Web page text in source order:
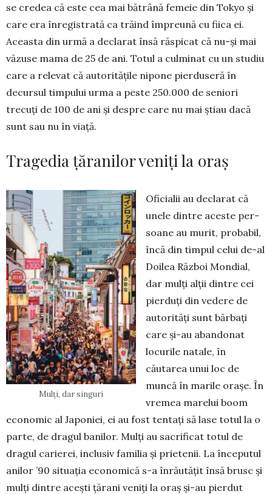
se credea că este cea mai bătrână femeie din Tokyo și
care era înregistrată ca trăind împreună cu fiica ei.
Aceasta din urmă a declarat însă răspicat că nu-și mai
vă­zuse mama de 25 de ani. Totul a culminat cu un studiu
care a relevat că autoritățile nipone pierduseră în
decursul tim­pului urma a peste 250.000 de seniori
trecuți de 100 de ani și despre care nu mai știau dacă
sunt sau nu în viață.
Tragedia țăranilor veniți la oraș
Mulți, dar singuri
Oficialii au declarat că
unele dintre aceste per­
soane au murit, probabil,
încă din timpul celui de-al
Doilea Război Mondial,
dar mulți alții dintre cei
pierduți din vedere de
autorități sunt bărbați
care și-au abandonat
locurile natale, în
căutarea unui loc de
muncă în marile orașe. În
vremea marelui boom
economic al Japoniei, ei au fost tentați să lase totul la o
parte, de dragul banilor. Mulți au sacrificat totul de
dragul carierei, inclusiv familia și prietenii. La începutul
anilor ’90 situația economică s-a în­rău­tățit însă brusc și
mulți dintre acești țărani veniți la oraș și-au pierdut